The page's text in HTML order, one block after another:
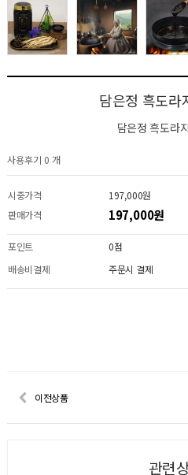
담은정 흑도라
담은정 흑도라
사용후기 0 개
시중가격
197,000원
판매가격
197,000원
포인트
0점
배송비결제
주문시 결제
이전상품
관련